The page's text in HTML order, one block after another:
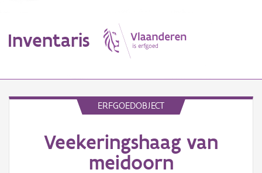
Inventaris
Erfgoedobject
ERFGOEDOBJECT
Veekeringshaag van
meidoorn